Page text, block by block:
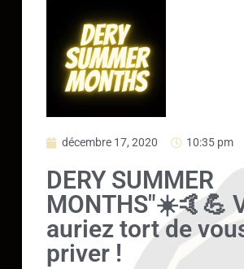
décembre 17, 2020 10:35 pm
DERY SUMMER
MONTHS"☀️🤙💪
auriez tort de
priver !